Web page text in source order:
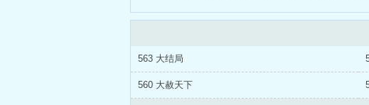
563 大结局
560 大赦天下